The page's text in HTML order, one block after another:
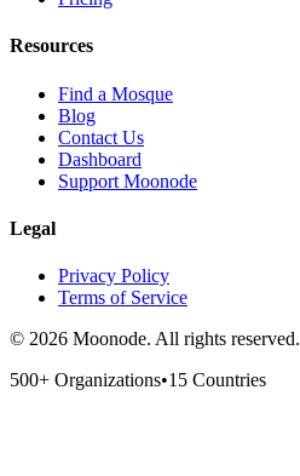
Resources
Find a Mosque
Blog
Contact Us
Dashboard
Support Moonode
Legal
Privacy Policy
Terms of Service
© 2026 Moonode. All rights reserved.
500+ Organizations•15 Countries